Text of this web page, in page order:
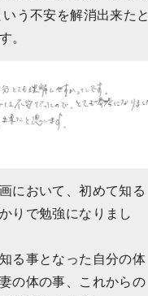
いう不安を解消出来たと
。
において、初めて知る
りで勉強になりまし
る事となった自分の体
の体の事、これからの